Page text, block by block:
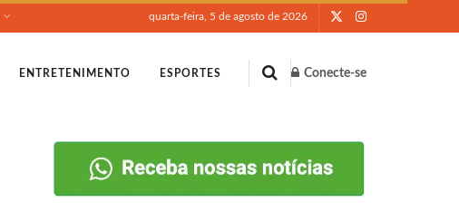
quarta-feira, 5 de agosto de 2026
ENTRETENIMENTO ESPORTES Conecte-se